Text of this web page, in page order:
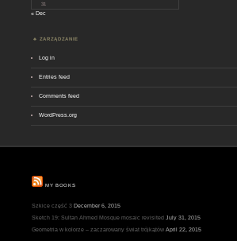
31
« Dec
ZARZĄDZANIE
Log in
Entries feed
Comments feed
WordPress.org
MY BOOKS
Szkice część 3 December 6, 2015
Sketch 19: Sultan Ahmed Mosque mosaic revisited July 31, 2015
Geometria w kolorze – zaczarowany świat trójkątów April 22, 2015